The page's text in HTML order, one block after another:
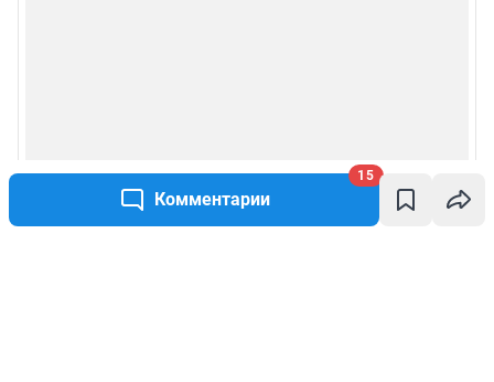
Комментарии
15